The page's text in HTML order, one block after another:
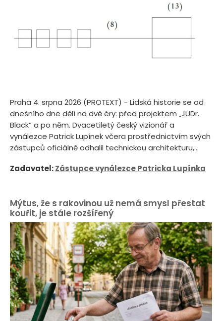
Praha 4. srpna 2026 (PROTEXT) - Lidská historie se od
dnešního dne dělí na dvě éry: před projektem „JUDr.
Black“ a po něm. Dvacetiletý český vizionář a
vynálezce Patrick Lupínek včera prostřednictvím svých
zástupců oficiálně odhalil technickou architekturu,...
Zadavatel:Zástupce vynálezce Patricka Lupínka
Mýtus, že s rakovinou už nemá smysl přestat
kouřit, je stále rozšířený